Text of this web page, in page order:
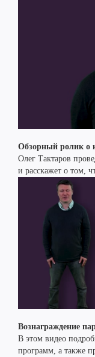
Обзорный ролик о
Олег Тактаров
и расскажет о том,
Вознаграждение
В этом видео
программ, а также